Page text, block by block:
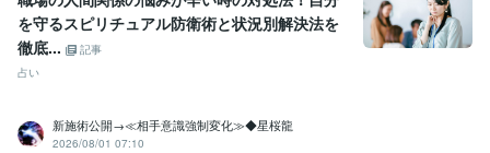
を守るスピリチュアル防衛術と状況別解決法を
徹底...
記事
占い
新施術公開→≪相手意識強制変化≫◆星桜龍
2026/08/01 07:10